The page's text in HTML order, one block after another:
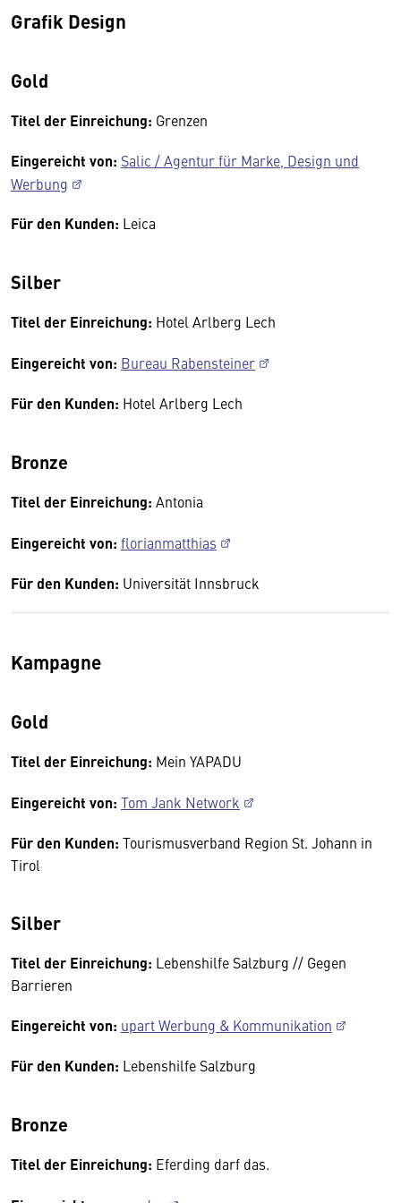
Grafik Design
Gold
Titel der Einreichung: Grenzen
Eingereicht von: Salic / Agentur für Marke, Design und
Werbung
Für den Kunden: Leica
Silber
Titel der Einreichung: Hotel Arlberg Lech
Eingereicht von: Bureau Rabensteiner
Für den Kunden: Hotel Arlberg Lech
Bronze
Titel der Einreichung: Antonia
Eingereicht von: florianmatthias
Für den Kunden: Universität Innsbruck
Kampagne
Gold
Titel der Einreichung: Mein YAPADU
Eingereicht von: Tom Jank Network
Für den Kunden: Tourismusverband Region St. Johann in
Tirol
Silber
Titel der Einreichung: Lebenshilfe Salzburg // Gegen
Barrieren
Eingereicht von: upart Werbung & Kommunikation
Für den Kunden: Lebenshilfe Salzburg
Bronze
Titel der Einreichung: Eferding darf das.